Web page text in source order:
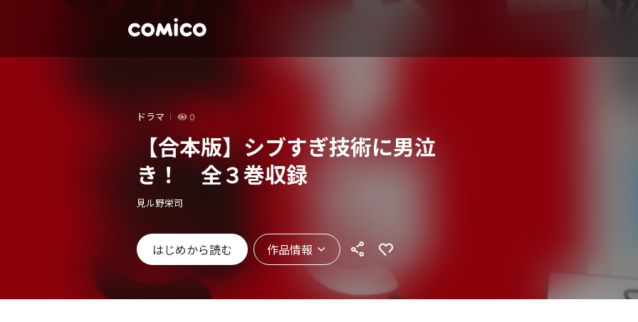
ドラマ 0
【合本版】シブすぎ技術に男泣
き！ 全３巻収録
見ル野栄司
はじめから読む 作品情報